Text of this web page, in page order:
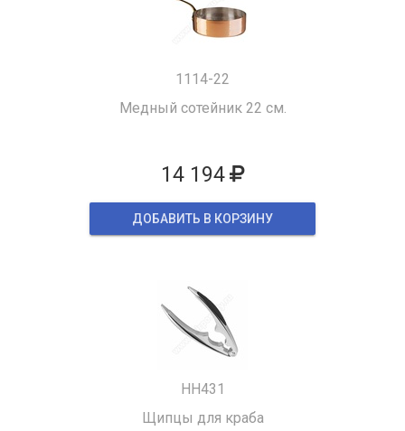
1114-22
Медный сотейник 22 см.
14 194
ДОБАВИТЬ В КОРЗИНУ
HH431
Щипцы для краба